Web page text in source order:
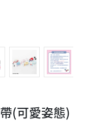
(可愛姿態)